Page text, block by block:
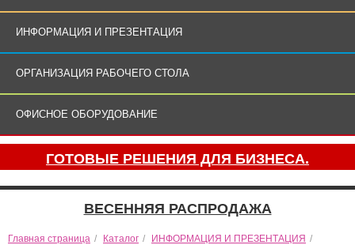
ИНФОРМАЦИЯ И ПРЕЗЕНТАЦИЯ
ОРГАНИЗАЦИЯ РАБОЧЕГО СТОЛА
ОФИСНОЕ ОБОРУДОВАНИЕ
ГОТОВЫЕ РЕШЕНИЯ ДЛЯ БИЗНЕСА.
ВЕСЕННЯЯ РАСПРОДАЖА
Главная страница / Каталог / ИНФОРМАЦИЯ И ПРЕЗЕНТАЦИЯ /